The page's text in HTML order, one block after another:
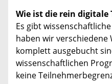
Wie ist die rein digitale
Es gibt
haben wir verschiedene
komplett ausgebucht
wissenschaftlichen
keine